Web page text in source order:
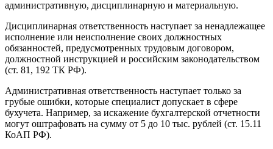
административную, дисциплинарную и материальную.
Дисциплинарная ответственность наступает за ненадлежащее
исполнение или неисполнение своих должностных
обязанностей, предусмотренных трудовым договором,
должностной инструкцией и российским законодательством
(ст. 81, 192 ТК РФ).
Административная ответственность наступает только за
грубые ошибки, которые специалист допускает в сфере
бухучета. Например, за искажение бухгалтерской отчетности
могут оштрафовать на сумму от 5 до 10 тыс. рублей (ст. 15.11
КоАП РФ).